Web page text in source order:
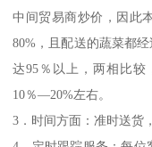
中间贸易商炒价，因此
80%，且配送的蔬菜都
达95％以上，两相比较
10％—20%左右。
3．时间方面：准时送货